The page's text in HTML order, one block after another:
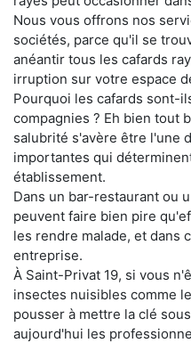
Nous vous offrons nos
sociétés, parce qu'il se
anéantir tous les cafards
irruption sur votre espace
Pourquoi les cafards sont-
compagnies ? Eh bien tout
salubrité s'avère être l'une
importantes qui
établissement.
Dans un bar-restaurant ou
peuvent faire bien pire
les rendre malade, et dans
entreprise.
À Saint-Privat 19, si vous
insectes nuisibles comme
pousser à mettre la clé
aujourd'hui les